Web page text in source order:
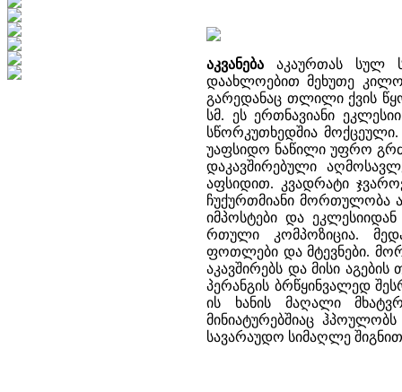
აკვანება აკაურთას სულ
დაახლოებით მეხუთე
გარედანაც თლილი ქვის
სმ. ეს ერთნავიანი
სწორკუთხედშია
უაფსიდო ნაწილი უფრო
დაკავშირებული
აფსიდით. კვადრატი
ჩუქურთმიანი მორთულობა
იმპოსტები და
რთული კომპოზიცია.
ფოთლები და მტევნები.
აკავშირებს და მისი
პერანგის ბრწყინვალედ
ის ხანის მაღალი
მინიატურებშიაც
სავარაუდო სიმაღლე